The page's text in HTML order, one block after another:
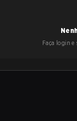
Faça login e